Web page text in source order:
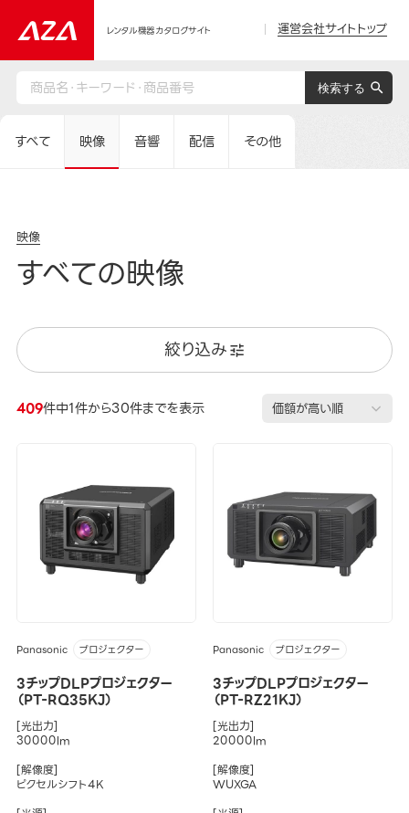
レンタル機器カタログサイト 運営会社サイトトップ
すべて 映像 音響 配信 その他
映像
すべての映像
絞り込み
409件中1件から30件までを表示
Panasonic プロジェクター
3チップDLPプロジェクター
（PT-RQ35KJ）
[光出力]
30000lm
[解像度]
ピクセルシフト4K
Panasonic プロジェクター
3チップDLPプロジェクター
（PT-RZ21KJ）
[光出力]
20000lm
[解像度]
WUXGA